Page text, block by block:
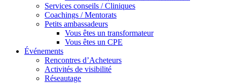
Services conseils / Cliniques
Coachings / Mentorats
Petits ambassadeurs
Vous êtes un transformateur
Vous êtes un CPE
Événements
Rencontres d’Acheteurs
Activités de visibilité
Réseautage